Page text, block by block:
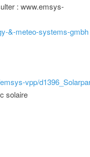
: www.emsys-
&-meteo-systems-gmbh
vpp/
solaire